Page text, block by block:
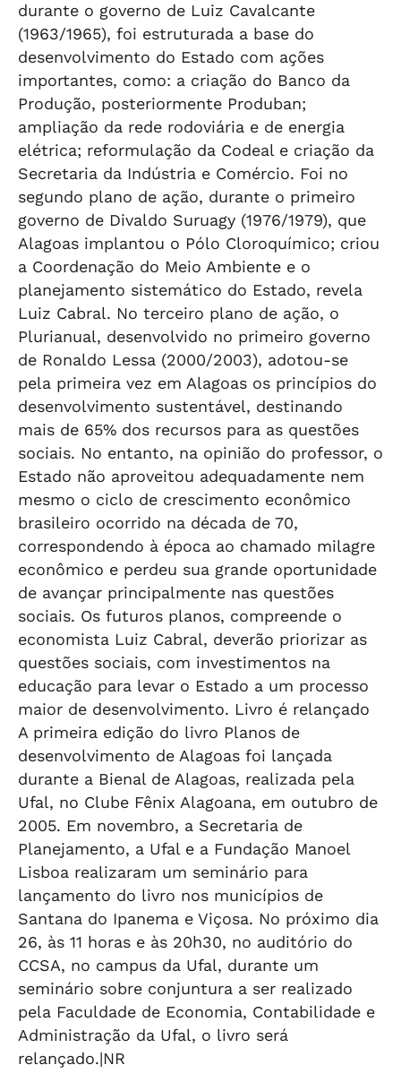
durante o governo de Luiz Cavalcante
(1963/1965), foi estruturada a base do
desenvolvimento do Estado com ações
importantes, como: a criação do Banco da
Produção, posteriormente Produban;
ampliação da rede rodoviária e de energia
elétrica; reformulação da Codeal e criação da
Secretaria da Indústria e Comércio. Foi no
segundo plano de ação, durante o primeiro
governo de Divaldo Suruagy (1976/1979), que
Alagoas implantou o Pólo Cloroquímico; criou
a Coordenação do Meio Ambiente e o
planejamento sistemático do Estado, revela
Luiz Cabral. No terceiro plano de ação, o
Plurianual, desenvolvido no primeiro governo
de Ronaldo Lessa (2000/2003), adotou-se
pela primeira vez em Alagoas os princípios do
desenvolvimento sustentável, destinando
mais de 65% dos recursos para as questões
sociais. No entanto, na opinião do professor, o
Estado não aproveitou adequadamente nem
mesmo o ciclo de crescimento econômico
brasileiro ocorrido na década de 70,
correspondendo à época ao chamado milagre
econômico e perdeu sua grande oportunidade
de avançar principalmente nas questões
sociais. Os futuros planos, compreende o
economista Luiz Cabral, deverão priorizar as
questões sociais, com investimentos na
educação para levar o Estado a um processo
maior de desenvolvimento. Livro é relançado
A primeira edição do livro Planos de
desenvolvimento de Alagoas foi lançada
durante a Bienal de Alagoas, realizada pela
Ufal, no Clube Fênix Alagoana, em outubro de
2005. Em novembro, a Secretaria de
Planejamento, a Ufal e a Fundação Manoel
Lisboa realizaram um seminário para
lançamento do livro nos municípios de
Santana do Ipanema e Viçosa. No próximo dia
26, às 11 horas e às 20h30, no auditório do
CCSA, no campus da Ufal, durante um
seminário sobre conjuntura a ser realizado
pela Faculdade de Economia, Contabilidade e
Administração da Ufal, o livro será
relançado.|NR